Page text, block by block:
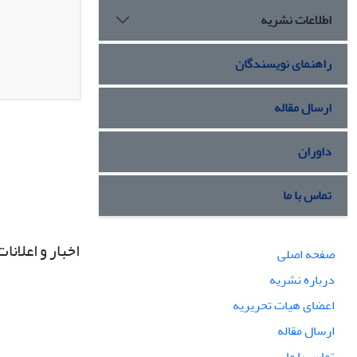
اطلاعات نشریه
راهنمای نویسندگان
ارسال مقاله
داوران
تماس با ما
صفحه اصلی
درباره نشریه
اعضای هیات تحریریه
ارسال مقاله
اخبار و